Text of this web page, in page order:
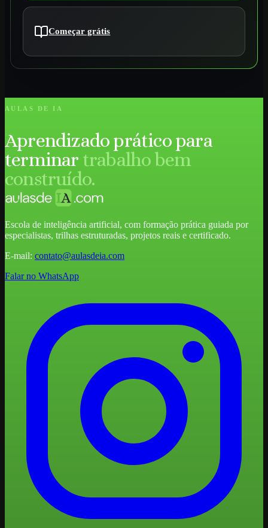
Começar grátis
AULAS DE IA
Aprendizado prático para
terminar trabalho bem
construído.
Escola de inteligência artificial, com formação prática guiada por
especialistas, trilhas estruturadas, projetos reais e certificado.
E-mail: contato@aulasdeia.com
Falar no WhatsApp